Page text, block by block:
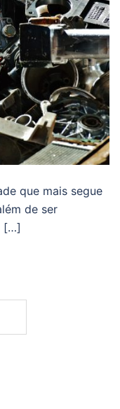
que mais segue
de ser
[…]